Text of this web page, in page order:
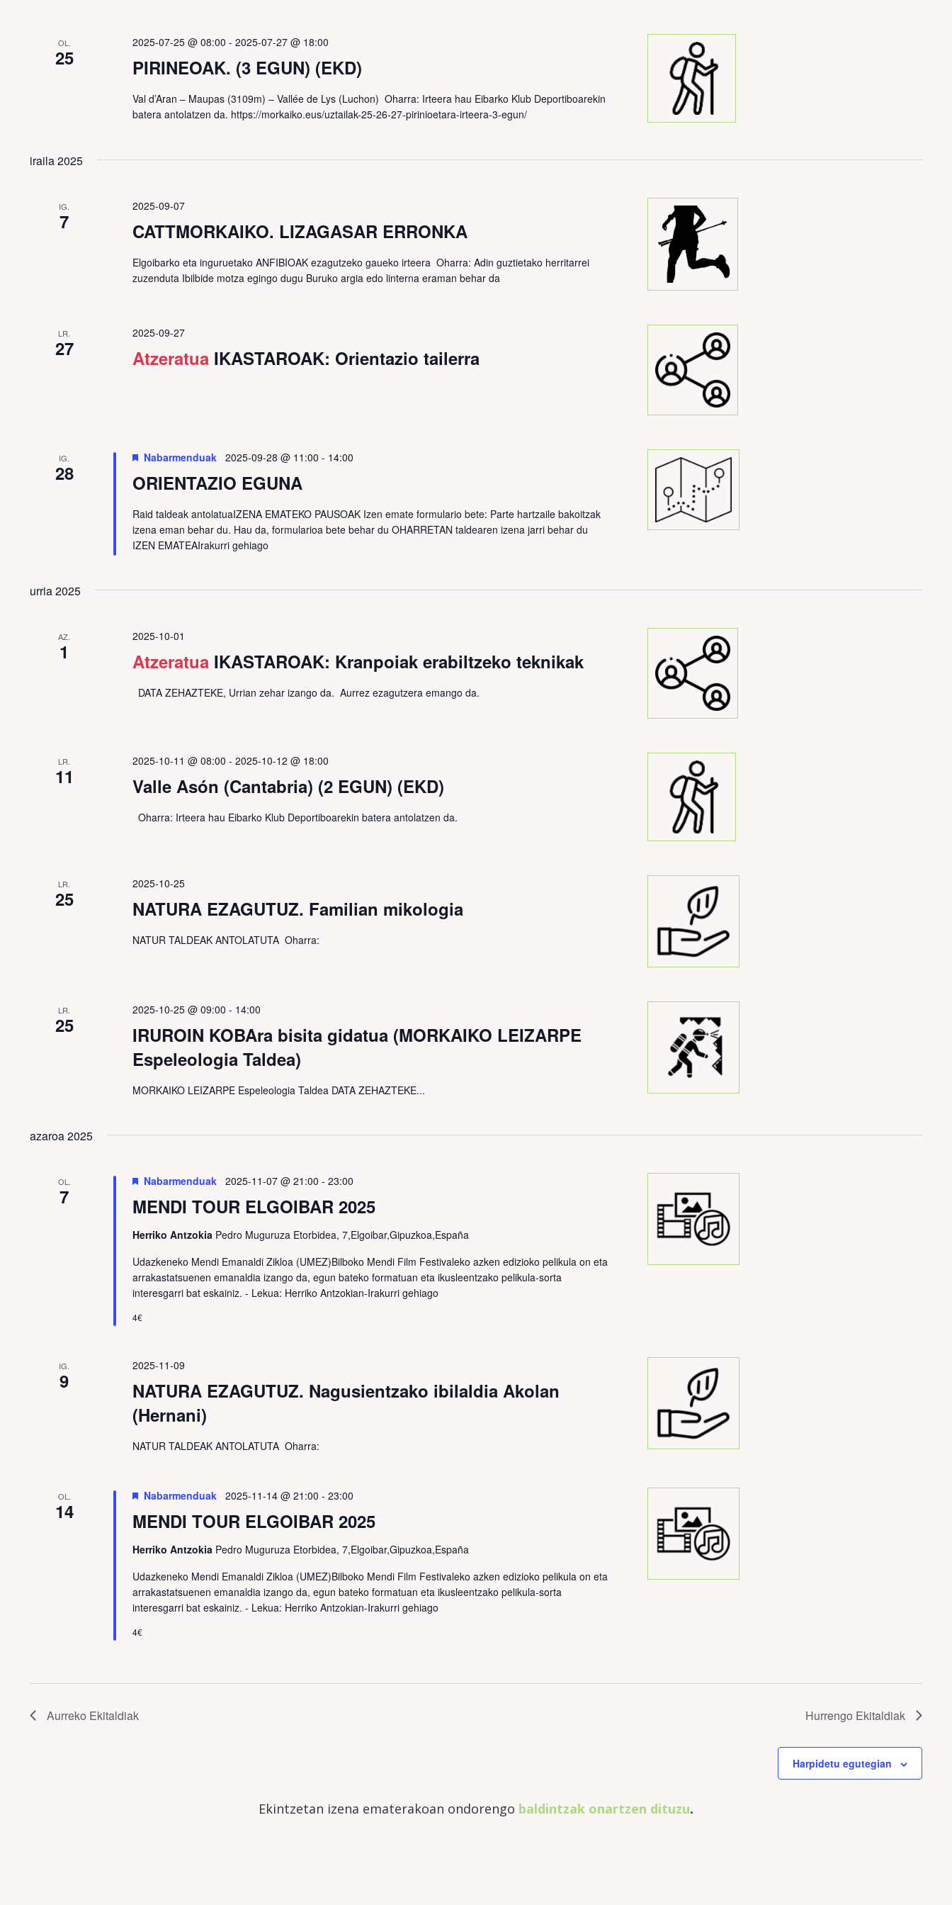
OL.
25 PIRINEOAK. (3 EGUN) (EKD)
2025-07-25 @ 08:00 -2025-07-27 @ 18:00
Val d’Aran – Maupas (3109m) – Vallée de Lys (Luchon) Oharra: Irteera hau Eibarko Klub Deportiboarekin
batera antolatzen da. https://morkaiko.eus/uztailak-25-26-27-pirinioetara-irteera-3-egun/
iraila 2025
IG.
7 CATTMORKAIKO. LIZAGASAR ERRONKA
2025-09-07
Elgoibarko eta inguruetako ANFIBIOAK ezagutzeko gaueko irteera Oharra: Adin guztietako herritarrei
zuzenduta Ibilbide motza egingo dugu Buruko argia edo linterna eraman behar da
LR.
27 Atzeratua IKASTAROAK: Orientazio tailerra
2025-09-27
IG.
28 ORIENTAZIO EGUNA
Nabarmenduak 2025-09-28 @ 11:00 - 14:00
Raid taldeak antolatuaIZENA EMATEKO PAUSOAK Izen emate formulario bete: Parte hartzaile bakoitzak
izena eman behar du. Hau da, formularioa bete behar du OHARRETAN taldearen izena jarri behar du
IZEN EMATEAIrakurri gehiago
urria 2025
AZ.
1 Atzeratua IKASTAROAK: Kranpoiak erabiltzeko teknikak
2025-10-01
DATA ZEHAZTEKE, Urrian zehar izango da. Aurrez ezagutzera emango da.
LR.
11 Valle Asón (Cantabria) (2 EGUN) (EKD)
2025-10-11 @ 08:00 -2025-10-12 @ 18:00
Oharra: Irteera hau Eibarko Klub Deportiboarekin batera antolatzen da.
LR.
25 NATURA EZAGUTUZ. Familian mikologia
2025-10-25
NATUR TALDEAK ANTOLATUTA Oharra:
LR.
25
IRUROIN KOBAra bisita gidatua (MORKAIKO LEIZARPE
Espeleologia Taldea)
2025-10-25 @ 09:00 - 14:00
MORKAIKO LEIZARPE Espeleologia Taldea DATA ZEHAZTEKE...
azaroa 2025
OL.
7 MENDI TOUR ELGOIBAR 2025
Nabarmenduak 2025-11-07 @ 21:00 -23:00
Herriko Antzokia Pedro Muguruza Etorbidea, 7,Elgoibar,Gipuzkoa,España
Udazkeneko Mendi Emanaldi Zikloa (UMEZ)Bilboko Mendi Film Festivaleko azken edizioko pelikula on eta
arrakastatsuenen emanaldia izango da, egun bateko formatuan eta ikusleentzako pelikula-sorta
interesgarri bat eskainiz. - Lekua: Herriko Antzokian-Irakurri gehiago
4€
IG.
9
NATURA EZAGUTUZ. Nagusientzako ibilaldia Akolan
(Hernani)
2025-11-09
NATUR TALDEAK ANTOLATUTA Oharra:
OL.
14 MENDI TOUR ELGOIBAR 2025
Nabarmenduak 2025-11-14 @ 21:00 -23:00
Herriko Antzokia Pedro Muguruza Etorbidea, 7,Elgoibar,Gipuzkoa,España
Udazkeneko Mendi Emanaldi Zikloa (UMEZ)Bilboko Mendi Film Festivaleko azken edizioko pelikula on eta
arrakastatsuenen emanaldia izango da, egun bateko formatuan eta ikusleentzako pelikula-sorta
interesgarri bat eskainiz. - Lekua: Herriko Antzokian-Irakurri gehiago
4€
Aurreko Ekitaldiak Hurrengo Ekitaldiak
Harpidetu egutegian
Ekintzetan izena ematerakoan ondorengo baldintzak onartzen dituzu.